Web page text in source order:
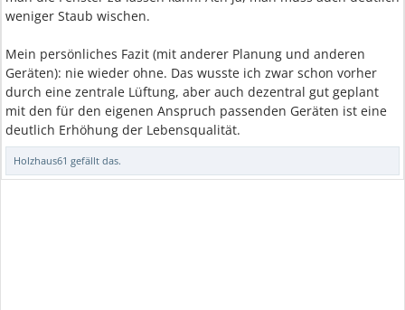
weniger Staub wischen.
Mein persönliches Fazit (mit anderer Planung und anderen
Geräten): nie wieder ohne. Das wusste ich zwar schon vorher
durch eine zentrale Lüftung, aber auch dezentral gut geplant
mit den für den eigenen Anspruch passenden Geräten ist eine
deutlich Erhöhung der Lebensqualität.
Holzhaus61 gefällt das.